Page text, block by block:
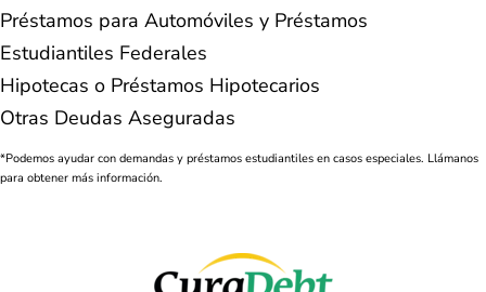
Préstamos para Automóviles y Préstamos
Estudiantiles Federales
Hipotecas o Préstamos Hipotecarios
Otras Deudas Aseguradas
*Podemos ayudar con demandas y préstamos estudiantiles en casos especiales. Llámanos
para obtener más información.